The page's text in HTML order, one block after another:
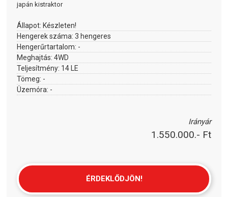
japán kistraktor
Állapot: Készleten!
Hengerek száma:3 hengeres
Hengerűrtartalom: -
Meghajtás:4WD
Teljesítmény: 14 LE
Tömeg: -
Üzemóra: -
Irányár
1.550.000.- Ft
ÉRDEKLŐDJÖN!